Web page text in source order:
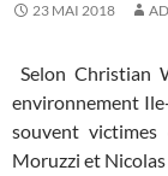
23 MAI 2018
Selon Christian
environnement
souvent
Moruzzi et Nicolas